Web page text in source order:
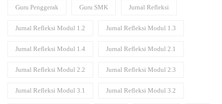
Guru Penggerak Guru SMK Jurnal Refleksi
Jurnal Refleksi Modul 1.2 Jurnal Refleksi Modul 1.3
Jurnal Refleksi Modul 1.4 Jurnal Refleksi Modul 2.1
Jurnal Refleksi Modul 2.2 Jurnal Refleksi Modul 2.3
Jurnal Refleksi Modul 3.1 Jurnal Refleksi Modul 3.2